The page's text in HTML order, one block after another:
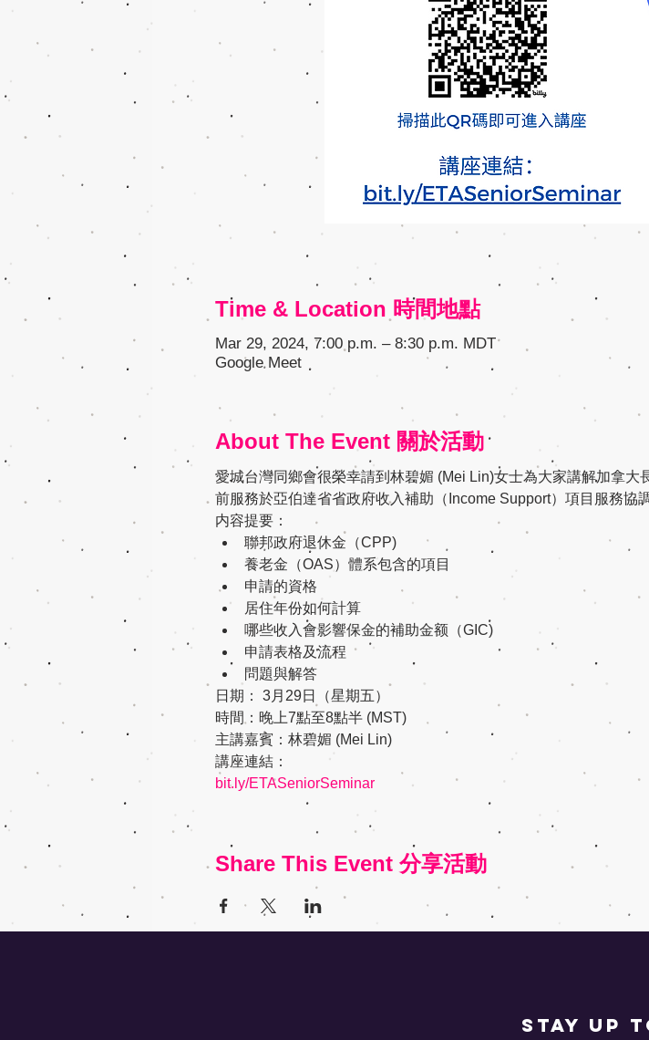
Time & Location 時間地點
Mar 29, 2024, 7:00 p.m. – 8:30 p.m. MDT
Google Meet
About The Event 關於活動
愛城台灣同鄉會很榮幸請到林碧媚 (Mei Lin)女士為大家講解加拿大
前服務於亞伯達省省政府收入補助（Income Support）項目服務協
内容提要：
聯邦政府退休金（CPP)
養老金（OAS）體系包含的項目
申請的資格
居住年份如何計算
哪些收入會影響保金的補助金额（GIC)
申請表格及流程
問題與解答
日期： 3月29日（星期五）
時間：晚上7點至8點半 (MST)
主講嘉賓：林碧媚 (Mei Lin)
講座連結：
bit.ly/ETASeniorSeminar
Share This Event 分享活動
STAY UP